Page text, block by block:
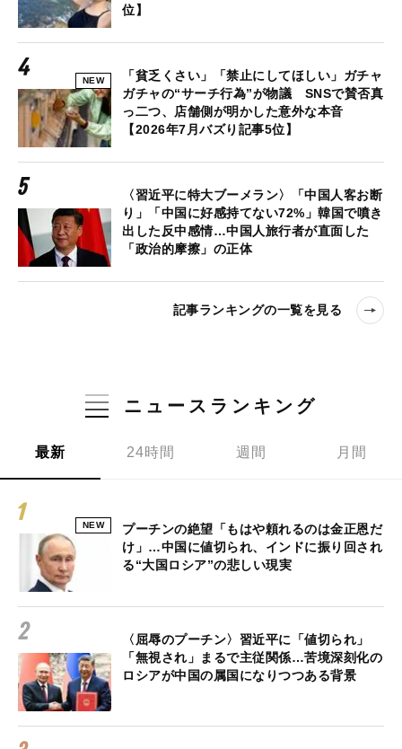
位】
NEW
「貧乏くさい」「禁止にしてほしい」ガチャ
ガチャの“サーチ行為”が物議 SNSで賛否真
っ二つ、店舗側が明かした意外な本音
【2026年7月バズり記事5位】
〈習近平に特大ブーメラン〉「中国人客お断
り」「中国に好感持てない72%」韓国で噴き
出した反中感情…中国人旅行者が直面した
「政治的摩擦」の正体
記事ランキングの一覧を見る
ニュースランキング
最新 24時間 週間 月間
NEW
プーチンの絶望「もはや頼れるのは金正恩だ
け」…中国に値切られ、インドに振り回され
る“大国ロシア”の悲しい現実
〈屈辱のプーチン〉習近平に「値切られ」
「無視され」まるで主従関係…苦境深刻化の
ロシアが中国の属国になりつつある背景